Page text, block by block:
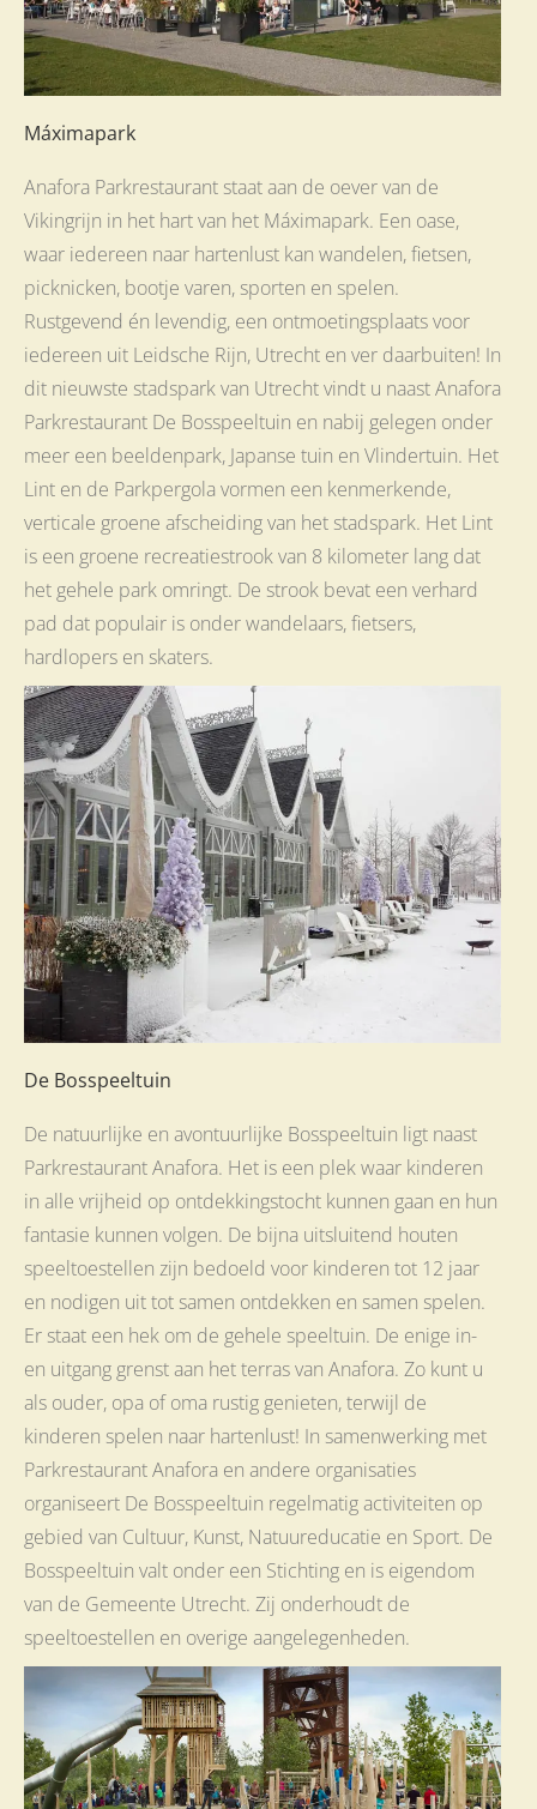
Máximapark
Anafora Parkrestaurant staat aan de oever van de
Vikingrijn in het hart van het Máximapark. Een oase,
waar iedereen naar hartenlust kan wandelen, fietsen,
picknicken, bootje varen, sporten en spelen.
Rustgevend én levendig, een ontmoetingsplaats voor
iedereen uit Leidsche Rijn, Utrecht en ver daarbuiten! In
dit nieuwste stadspark van Utrecht vindt u naast Anafora
Parkrestaurant De Bosspeeltuin en nabij gelegen onder
meer een beeldenpark, Japanse tuin en Vlindertuin. Het
Lint en de Parkpergola vormen een kenmerkende,
verticale groene afscheiding van het stadspark. Het Lint
is een groene recreatiestrook van 8 kilometer lang dat
het gehele park omringt. De strook bevat een verhard
pad dat populair is onder wandelaars, fietsers,
hardlopers en skaters.
De Bosspeeltuin
De natuurlijke en avontuurlijke Bosspeeltuin ligt naast
Parkrestaurant Anafora. Het is een plek waar kinderen
in alle vrijheid op ontdekkingstocht kunnen gaan en hun
fantasie kunnen volgen. De bijna uitsluitend houten
speeltoestellen zijn bedoeld voor kinderen tot 12 jaar
en nodigen uit tot samen ontdekken en samen spelen.
Er staat een hek om de gehele speeltuin. De enige in-
en uitgang grenst aan het terras van Anafora. Zo kunt u
als ouder, opa of oma rustig genieten, terwijl de
kinderen spelen naar hartenlust! In samenwerking met
Parkrestaurant Anafora en andere organisaties
organiseert De Bosspeeltuin regelmatig activiteiten op
gebied van Cultuur, Kunst, Natuureducatie en Sport. De
Bosspeeltuin valt onder een Stichting en is eigendom
van de Gemeente Utrecht. Zij onderhoudt de
speeltoestellen en overige aangelegenheden.